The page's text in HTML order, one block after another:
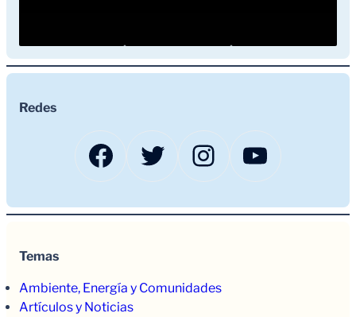
Redes
Facebook
TwitterInstagram
Temas
Ambiente, Energía y Comunidades
Artículos y Noticias